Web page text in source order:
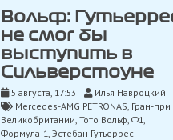
Вольф:
не смог бы
выступить в
Сильверстоуне
5 августа, 17:53
Илья Навроцкий
Mercedes-AMG PETRONAS Гран-при
Великобритании Тото Вольф Ф1
Формула-1 Эстебан Гутьеррес